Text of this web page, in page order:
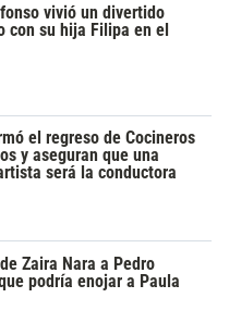
vivió un divertido
con su hija Filipa en el
el regreso de Cocineros
y aseguran que una
será la conductora
Zaira Nara a Pedro
podría enojar a Paula